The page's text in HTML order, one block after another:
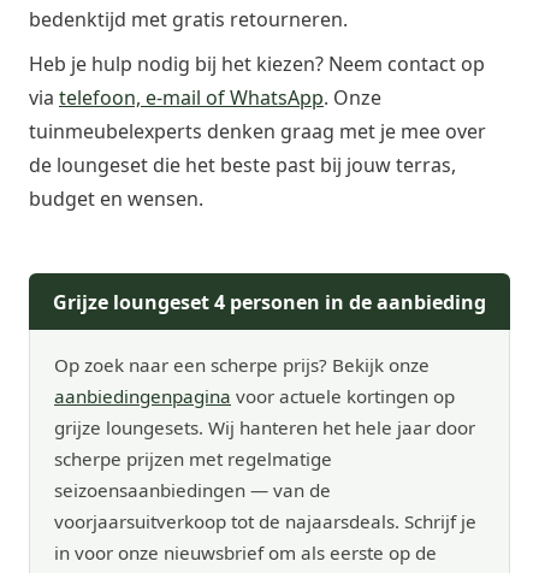
bedenktijd met gratis retourneren.
Heb je hulp nodig bij het kiezen? Neem contact op
via telefoon, e-mail of WhatsApp. Onze
tuinmeubelexperts denken graag met je mee over
de loungeset die het beste past bij jouw terras,
budget en wensen.
Grijze loungeset 4 personen in de aanbieding
Op zoek naar een scherpe prijs? Bekijk onze
aanbiedingenpagina voor actuele kortingen op
grijze loungesets. Wij hanteren het hele jaar door
scherpe prijzen met regelmatige
seizoensaanbiedingen — van de
voorjaarsuitverkoop tot de najaarsdeals. Schrijf je
in voor onze nieuwsbrief om als eerste op de